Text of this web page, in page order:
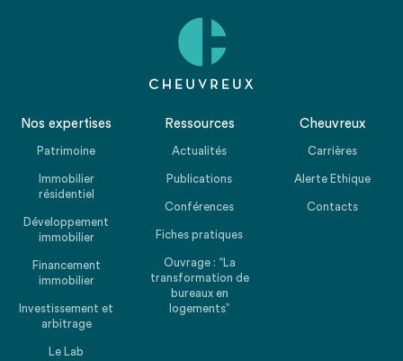
Nos expertises
Patrimoine
Immobilier
résidentiel
Développement
immobilier
Financement
immobilier
Investissement et
arbitrage
Le Lab
Ressources
Actualités
Publications
Conférences
Fiches pratiques
Ouvrage : “La
transformation de
bureaux en
logements”
Cheuvreux
Carrières
Alerte Ethique
Contacts